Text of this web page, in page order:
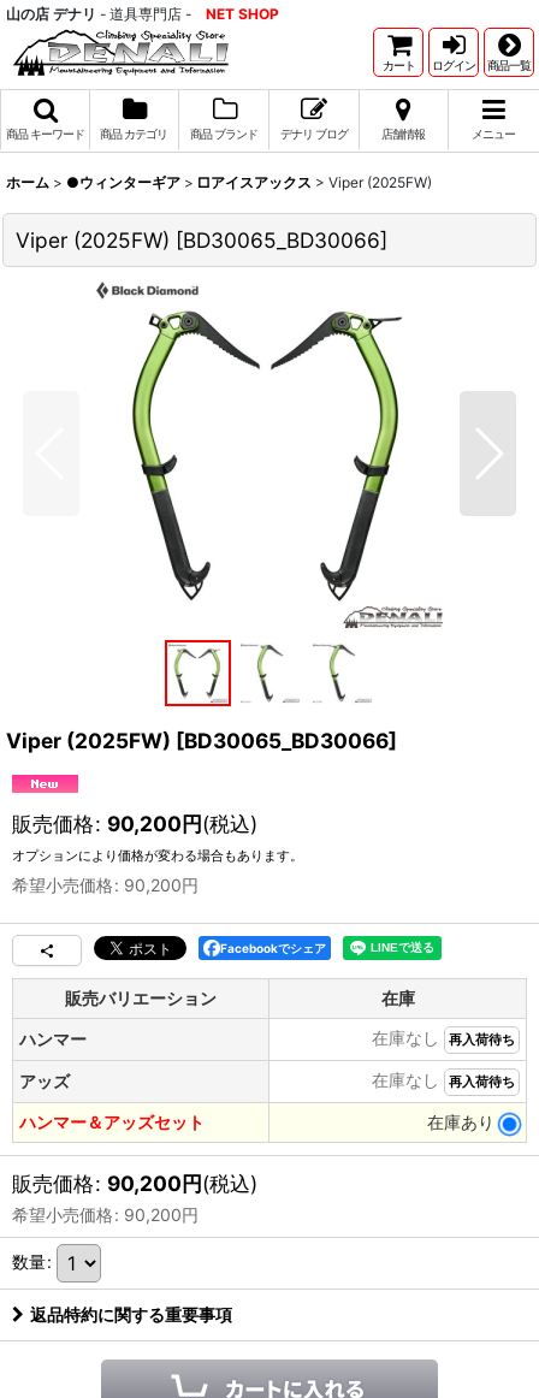
山の店 デナリ - 道具専門店 - NET SHOP
カート ログイン 商品一覧
商品 キーワード 商品 カテゴリ 商品 ブランド デナリ ブログ 店舗情報 メニュー
ホーム > ●ウィンターギア > □アイスアックス > Viper (2025FW)
Viper (2025FW) [BD30065_BD30066]
Viper (2025FW) [BD30065_BD30066]
販売価格: 90,200円(税込)
オプションにより価格が変わる場合もあります。
希望小売価格: 90,200円
Facebookでシェア
販売バリエーション
在庫
ハンマー
在庫なし 再入荷待ち
アッズ 在庫なし 再入荷待ち
ハンマー＆アッズセット 在庫あり
販売価格: 90,200円(税込)
希望小売価格: 90,200円
数量:
返品特約に関する重要事項